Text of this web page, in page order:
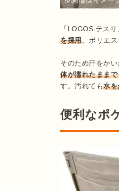
「LOGOS テス
を採用。ポリエス
そのため汗をか
体が濡れたまま
す。汚れても水
便利なポ